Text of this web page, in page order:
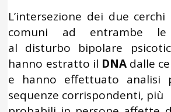
L’intersezione dei due
comuni ad entrambe
al disturbo bipolare
hanno estratto il DNAdalle
e hanno effettuato analisi
sequenze corrispondenti, più